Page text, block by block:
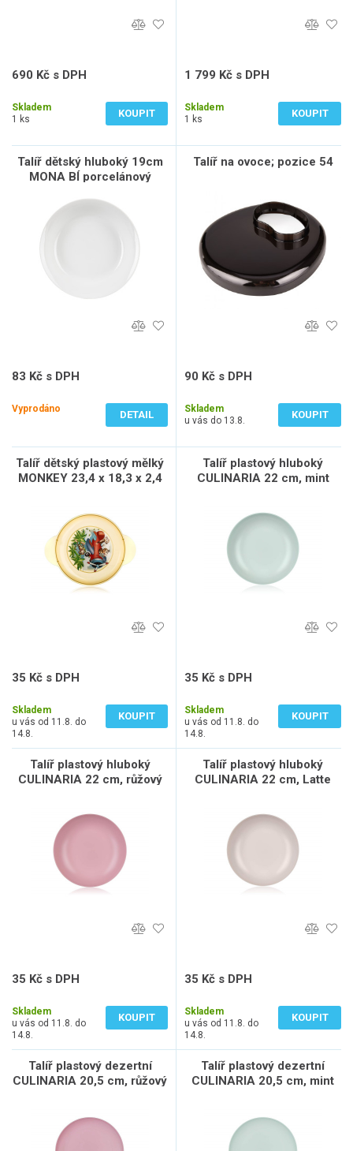
690 Kč s DPH
Skladem
1 ks
KOUPIT
1 799 Kč s DPH
Skladem
1 ks
KOUPIT
Talíř dětský hluboký 19cm
MONA BÍ porcelánový
83 Kč s DPH
Vyprodáno
DETAIL
Talíř na ovoce; pozice 54
90 Kč s DPH
Skladem
u vás do 13.8.
KOUPIT
Talíř dětský plastový mělký
MONKEY 23,4 x 18,3 x 2,4
35 Kč s DPH
Skladem
u vás od 11.8. do
14.8.
KOUPIT
Talíř plastový hluboký
CULINARIA 22 cm, mint
35 Kč s DPH
Skladem
u vás od 11.8. do
14.8.
KOUPIT
Talíř plastový hluboký
CULINARIA 22 cm, růžový
35 Kč s DPH
Skladem
u vás od 11.8. do
14.8.
KOUPIT
Talíř plastový hluboký
CULINARIA 22 cm, Latte
35 Kč s DPH
Skladem
u vás od 11.8. do
14.8.
KOUPIT
Talíř plastový dezertní
CULINARIA 20,5 cm, růžový
Talíř plastový dezertní
CULINARIA 20,5 cm, mint